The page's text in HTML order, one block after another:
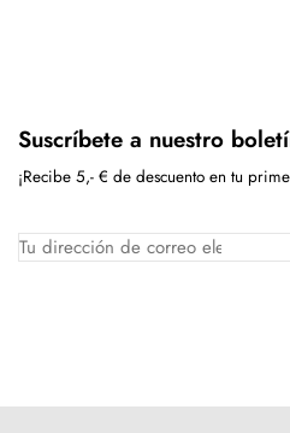
Suscríbete a nuestro
¡Recibe 5,- € de descuento en tu